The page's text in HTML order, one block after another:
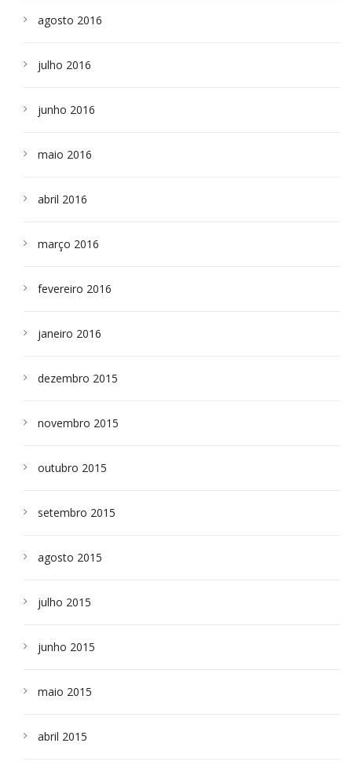
agosto 2016
julho 2016
junho 2016
maio 2016
abril 2016
março 2016
fevereiro 2016
janeiro 2016
dezembro 2015
novembro 2015
outubro 2015
setembro 2015
agosto 2015
julho 2015
junho 2015
maio 2015
abril 2015